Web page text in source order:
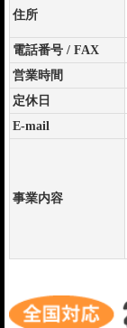
住所
電話番号 / FAX
営業時間
定休日
E-mail
事業内容